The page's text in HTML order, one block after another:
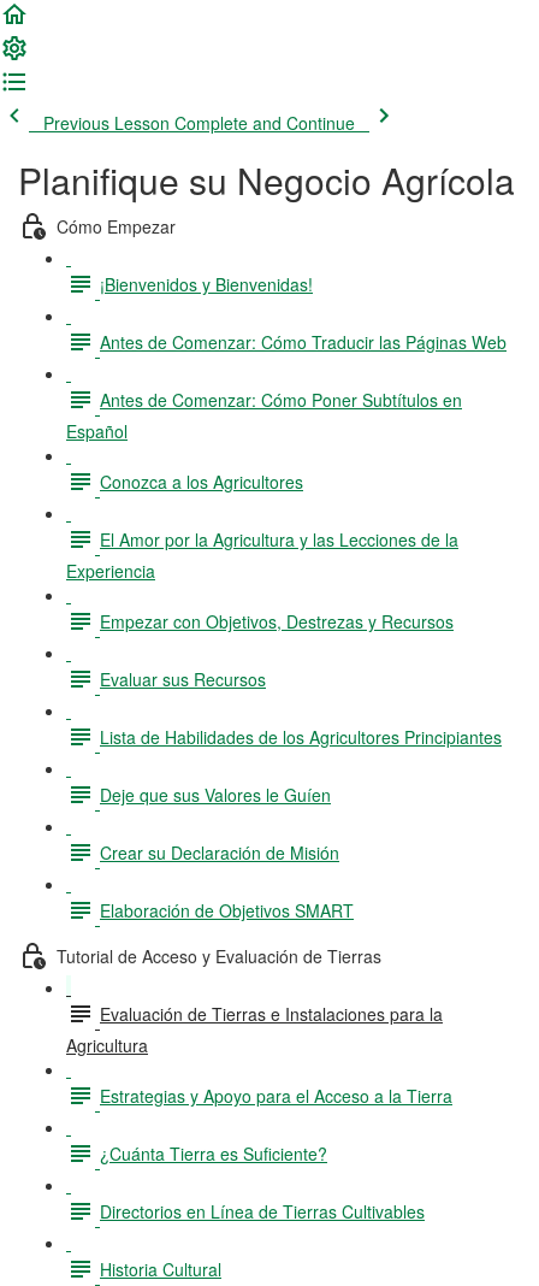
Previous Lesson Complete and Continue
Planifique su Negocio Agrícola
Cómo Empezar
¡Bienvenidos y Bienvenidas!
Antes de Comenzar: Cómo Traducir las Páginas Web
Antes de Comenzar: Cómo Poner Subtítulos en
Español
Conozca a los Agricultores
El Amor por la Agricultura y las Lecciones de la
Experiencia
Empezar con Objetivos, Destrezas y Recursos
Evaluar sus Recursos
Lista de Habilidades de los Agricultores Principiantes
Deje que sus Valores le Guíen
Crear su Declaración de Misión
Elaboración de Objetivos SMART
Tutorial de Acceso y Evaluación de Tierras
Evaluación de Tierras e Instalaciones para la
Agricultura
Estrategias y Apoyo para el Acceso a la Tierra
¿Cuánta Tierra es Suficiente?
Directorios en Línea de Tierras Cultivables
Historia Cultural